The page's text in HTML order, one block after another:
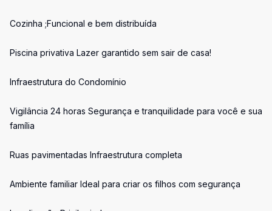
Cozinha ;Funcional e bem distribuída
Piscina privativa Lazer garantido sem sair de casa!
Infraestrutura do Condomínio
Vigilância 24 horas Segurança e tranquilidade para você e sua
família
Ruas pavimentadas Infraestrutura completa
Ambiente familiar Ideal para criar os filhos com segurança